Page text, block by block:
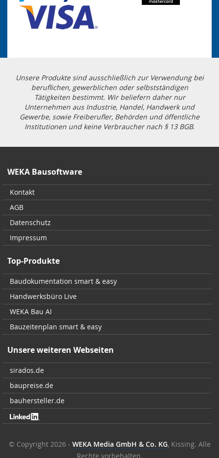
Unsere Produkte sind ausschließlich zur Verwendung bei
beruflichen, gewerblichen oder selbstständigen
Tätigkeiten bestimmt. Wir beliefern daher nur
Unternehmen aus Industrie, Handel, Handwerk und
Gewerbe, sowie Freiberufler, Behörden und öffentliche
Institutionen und keine Verbraucher nach § 13 BGB.
WEKA Bausoftware
Kontakt
AGB
Datenschutz
Impressum
Top-Produkte
Baudokumentation smart & easy
Handwerksbüro Live
WEKA Bau AI
Bauzeitenplan smart & easy
Unsere weiteren Webseiten
sirados.de
baupreise.de
bauhersteller.de
© Copyright 2026 - WEKA Media GmbH & Co. KG, Kissing. Alle
Rechte vorbehalten.